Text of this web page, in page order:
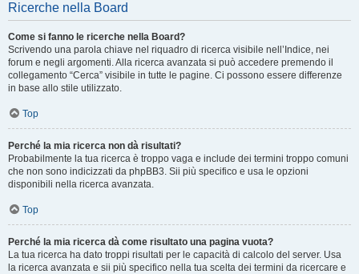
Ricerche nella Board
Come si fanno le ricerche nella Board?
Scrivendo una parola chiave nel riquadro di ricerca visibile nell’Indice, nei
forum e negli argomenti. Alla ricerca avanzata si può accedere premendo il
collegamento “Cerca” visibile in tutte le pagine. Ci possono essere differenze
in base allo stile utilizzato.
Top
Perché la mia ricerca non dà risultati?
Probabilmente la tua ricerca è troppo vaga e include dei termini troppo comuni
che non sono indicizzati da phpBB3. Sii più specifico e usa le opzioni
disponibili nella ricerca avanzata.
Top
Perché la mia ricerca dà come risultato una pagina vuota?
La tua ricerca ha dato troppi risultati per le capacità di calcolo del server. Usa
la ricerca avanzata e sii più specifico nella tua scelta dei termini da ricercare e